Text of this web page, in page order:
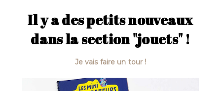
Il y a des petits nouveaux
dans la section "jouets" !
Je vais faire un tour !